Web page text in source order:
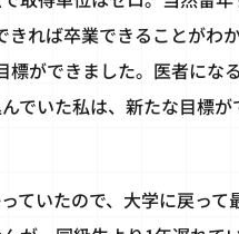
きれば卒業できることがわ
標ができました。医者になる
でいた私は、新たな目標
ていたので、大学に戻っ